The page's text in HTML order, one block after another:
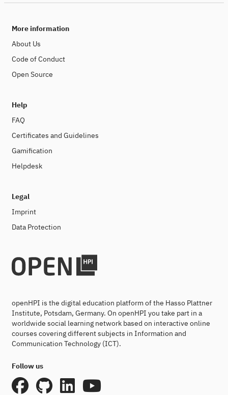
More information
About Us
Code of Conduct
Open Source
Help
FAQ
Certificates and Guidelines
Gamification
Helpdesk
Legal
Imprint
Data Protection
openHPI is the digital education platform of the Hasso Plattner
Institute, Potsdam, Germany. On openHPI you take part in a
worldwide social learning network based on interactive online
courses covering different subjects in Information and
Communication Technology (ICT).
Follow us